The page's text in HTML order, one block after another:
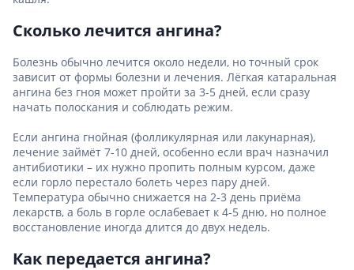
Сколько лечится ангина?
Болезнь обычно лечится около недели, но точный срок
зависит от формы болезни и лечения. Лёгкая катаральная
ангина без гноя может пройти за 3-5 дней, если сразу
начать полоскания и соблюдать режим.
Если ангина гнойная (фолликулярная или лакунарная),
лечение займёт 7-10 дней, особенно если врач назначил
антибиотики – их нужно пропить полным курсом, даже
если горло перестало болеть через пару дней.
Температура обычно снижается на 2-3 день приёма
лекарств, а боль в горле ослабевает к 4-5 дню, но полное
восстановление иногда длится до двух недель.
Как передается ангина?